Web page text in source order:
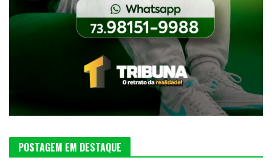
POSTAGEM EM DESTAQUE